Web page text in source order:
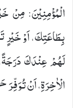
الْمُؤْمِنِیْنَ: مِنْ
بِطَاعَتِكَ، اَوْ خَیْرٍ
لَهُمْ عِنْدَكَ
الْاٰخِرَةِ، اَنْ